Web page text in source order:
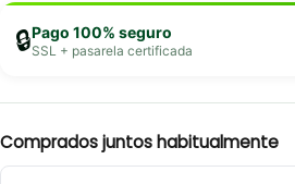
🔒Pago 100% seguro
SSL + pasarela certificada
Comprados juntos habitualmente